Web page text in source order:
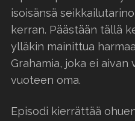
isoisänsä
kerran. Päästään tällä
ylläkin mainittua
Grahamia, joka ei aivan
vuoteen oma.
Episodi kierrättää